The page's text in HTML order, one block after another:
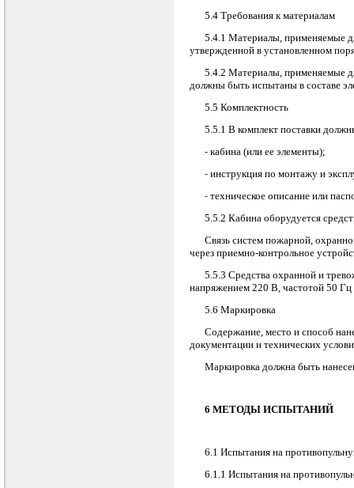
5.4 Требования к материалам
5.4.1 Материалы, применяемые
утвержденной в установленном
5.4.2 Материалы, применяемые
должны быть испытаны в составе
5.5 Комплектность
5.5.1 В комплект поставки
- кабина (или ее элементы);
- инструкция по монтажу и
- техническое описание или
5.5.2 Кабина оборудуется
Связь систем пожарной,
через приемно-контрольное
5.5.3 Средства охранной и
напряжением 220 В, частотой 50 Гц
5.6 Маркировка
Содержание, место и способ
документации и технических
Маркировка должна быть
6 МЕТОДЫ ИСПЫТАНИЙ
6.1 Испытания на
6.1.1 Испытания на